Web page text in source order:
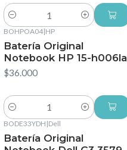
Cantidad
BOHPOA04|HP
Batería Original
Notebook HP 15-h006la
$36.000
Cantidad
BODE33YDH |Dell
Batería Original